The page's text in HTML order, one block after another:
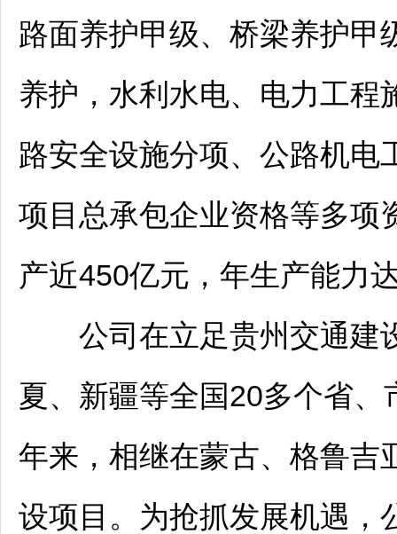
路面养护甲级、桥梁养护甲
养护，水利水电、电力工程
路安全设施分项、公路机电
项目总承包企业资格等多项
产近450亿元，年生产能力
公司在立足贵州交通建
夏、新疆等全国20多个省
年来，相继在蒙古、格鲁吉
设项目。为抢抓发展机遇，